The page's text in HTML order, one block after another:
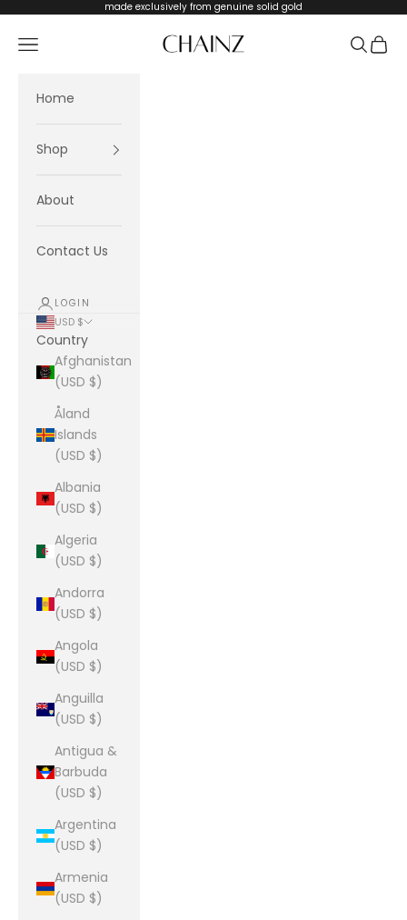
made exclusively from genuine solid gold
CHAINZ
Navigation menu Search
Cart
Home
Shop
About
Contact Us
LOGIN
USD $
Country
Afghanistan
(USD $)
Åland
Islands
(USD $)
Albania
(USD $)
Algeria
(USD $)
Andorra
(USD $)
Angola
(USD $)
Anguilla
(USD $)
Antigua &
Barbuda
(USD $)
Argentina
(USD $)
Armenia
(USD $)